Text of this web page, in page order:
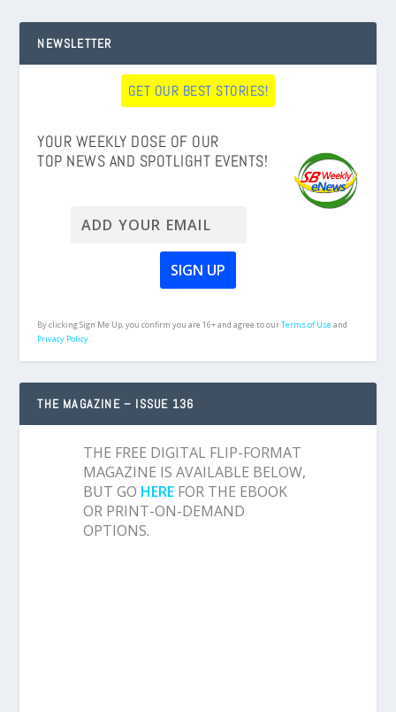
NEWSLETTER
GET OUR BEST STORIES!
YOUR WEEKLY DOSE OF OUR
TOP NEWS AND SPOTLIGHT EVENTS!
By clicking Sign Me Up, you confirm you are 16+ and agree to ourTerms of Useand
Privacy Policy.
THE MAGAZINE – ISSUE 136
THE FREE DIGITAL FLIP-FORMAT
MAGAZINE IS AVAILABLE BELOW,
BUT GO HERE FOR THE EBOOK
OR PRINT-ON-DEMAND
OPTIONS.